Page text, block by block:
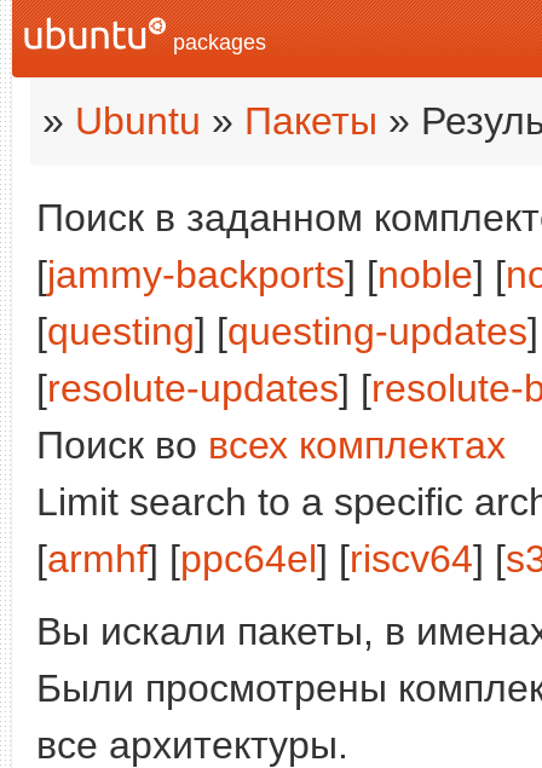
packages
» Ubuntu » Пакеты »
Поиск в заданном
[jammy-backports] [noble] [
[questing] [questing-updates
[resolute-updates] [resolute-
Поиск во всех комплектах
Limit search to a specific
[armhf] [ppc64el] [riscv64] [
Вы искали пакеты, в
Были просмотрены
все архитектуры.